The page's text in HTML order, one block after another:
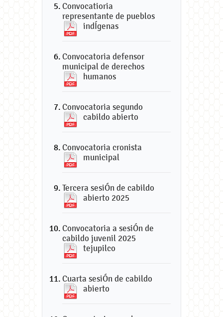
Convocatioria
representante de pueblos
indÍgenas
Convocatoria defensor
municipal de derechos
humanos
Convocatoria segundo
cabildo abierto
Convocatoria cronista
municipal
Tercera sesiÓn de cabildo
abierto 2025
Convocatoria a sesiÓn de
cabildo juvenil 2025
tejupilco
Cuarta sesiÓn de cabildo
abierto